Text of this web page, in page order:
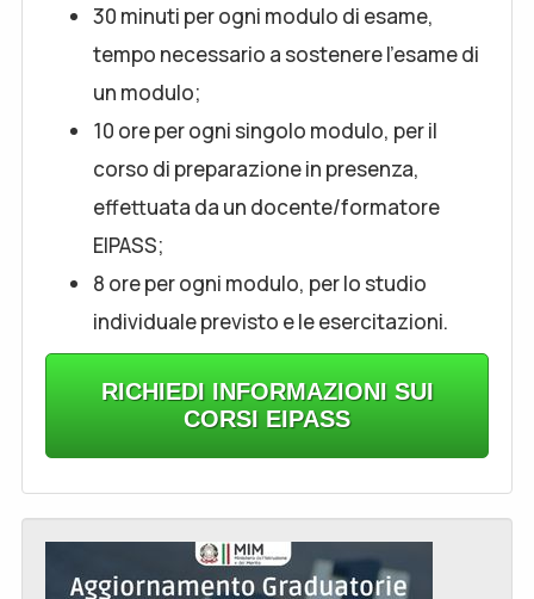
30 minuti per ogni modulo di esame,
tempo necessario a sostenere l’esame di
un modulo;
10 ore per ogni singolo modulo, per il
corso di preparazione in presenza,
effettuata da un docente/formatore
EIPASS;
8 ore per ogni modulo, per lo studio
individuale previsto e le esercitazioni.
RICHIEDI INFORMAZIONI SUI
CORSI EIPASS